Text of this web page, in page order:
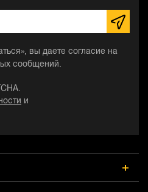
вы даете согласие на
сообщений.
и